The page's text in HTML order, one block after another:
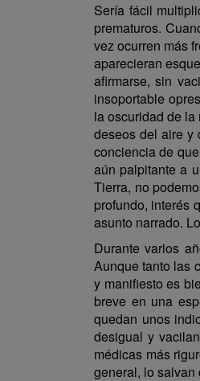
Sería fácil
prematuros.
vez ocurren más
aparecieran
afirmarse, sin
insoportable
la oscuridad de
deseos del aire y
conciencia de
aún palpitante a
Tierra, no
profundo, interés
asunto narrado.
Durante varios
Aunque tanto las
y manifiesto es
breve en una
quedan unos
desigual y
médicas más
general, lo salvan